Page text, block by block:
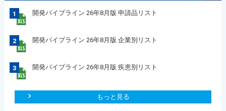
1 開発パイプライン 26年8月版 申請品リスト
2 開発パイプライン 26年8月版 企業別リスト
3 開発パイプライン 26年8月版 疾患別リスト
もっと見る